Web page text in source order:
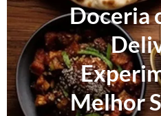
Doceria
Melhor